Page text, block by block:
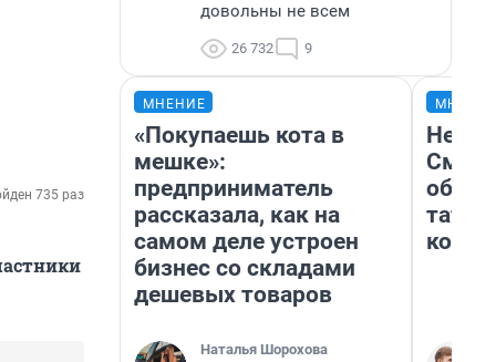
735 раз
довольны не всем
26 732 9
МНЕНИЕ
«Покупаешь кота в
мешке»:
предприниматель
рассказала, как на
самом деле устроен
бизнес со складами
дешевых товаров
Наталья Шорохова